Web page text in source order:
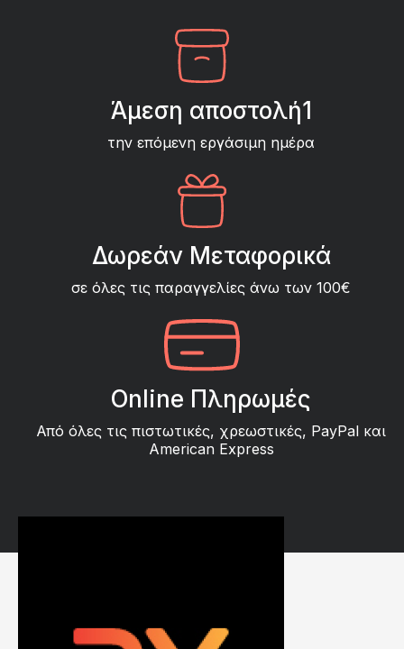
Άμεση αποστολή1
την επόμενη εργάσιμη ημέρα
Δωρεάν Μεταφορικά
σε όλες τις παραγγελίες άνω των 100€
Online Πληρωμές
Από όλες τις πιστωτικές, χρεωστικές, PayPal και
American Express